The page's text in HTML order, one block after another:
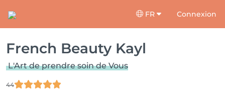
FR Connexion
French Beauty Kayl
L'Art de prendre soin de Vous
44